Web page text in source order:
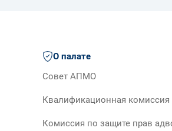
О палате
Совет АПМО
Квалификационная комиссия
Комиссия по защите прав